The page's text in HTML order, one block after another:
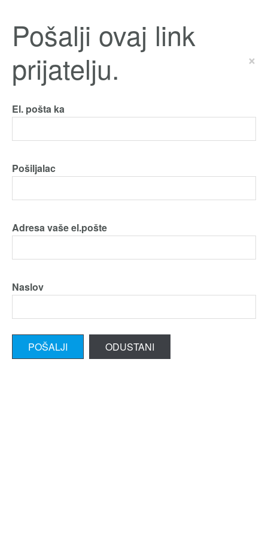
Pošalji ovaj link
prijatelju.
×
El. pošta ka
Pošiljalac
Adresa vaše el.pošte
Naslov
POŠALJI ODUSTANI